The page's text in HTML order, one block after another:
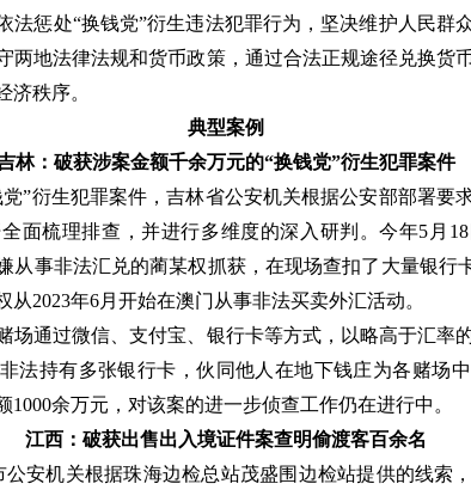
法惩处“换钱党”衍生违法犯罪行为，坚决维护人民群
两地法律法规和货币政策，通过合法正规途径兑换货
济秩序。
典型案例
林：破获涉案金额千余万元的“换钱党”衍生犯罪案件
衍生犯罪案件，吉林省公安机关根据公安部部署要
面梳理排查，并进行多维度的深入研判。今年5月
从事非法汇兑的蔺某权抓获，在现场查扣了大量银行
2023年6月开始在澳门从事非法买卖外汇活动。
通过微信、支付宝、银行卡等方式，以略高于汇率
法持有多张银行卡，伙同他人在地下钱庄为各赌场
余万元，对该案的进一步侦查工作仍在进行中。
江西：破获出售出入境证件案查明偷渡客百余名
安机关根据珠海边检总站茂盛围边检站提供的线索